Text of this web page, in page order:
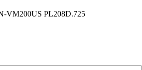
VM200US PL208D.725